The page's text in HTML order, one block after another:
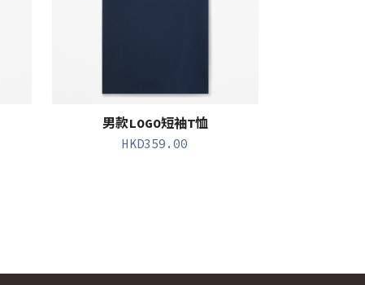
男款LOGO短袖T恤
HKD359.00